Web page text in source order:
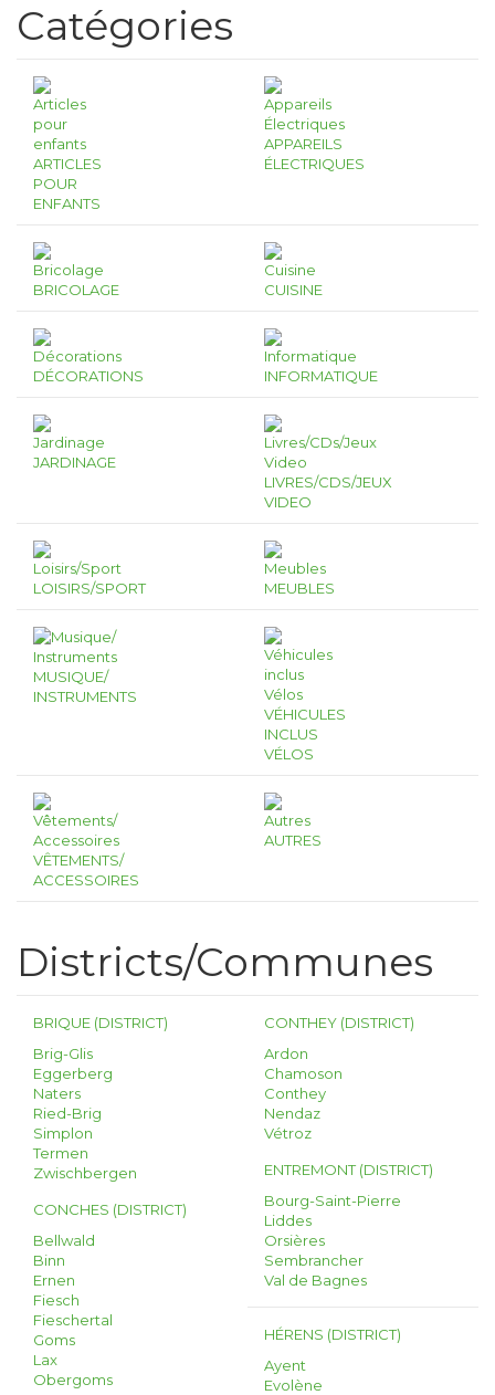
Catégories
ARTICLES
POUR
ENFANTS
APPAREILS
ÉLECTRIQUES
BRICOLAGE CUISINE
DÉCORATIONS INFORMATIQUE
JARDINAGE
LIVRES/CDS/JEUX
VIDEO
LOISIRS/SPORT MEUBLES
MUSIQUE/
INSTRUMENTS
VÉHICULES
INCLUS
VÉLOS
VÊTEMENTS/
ACCESSOIRES
AUTRES
Districts/Communes
BRIQUE (DISTRICT)
Brig-Glis
Eggerberg
Naters
Ried-Brig
Simplon
Termen
Zwischbergen
CONCHES (DISTRICT)
Bellwald
Binn
Ernen
Fiesch
Fieschertal
Goms
Lax
Obergoms
CONTHEY (DISTRICT)
Ardon
Chamoson
Conthey
Nendaz
Vétroz
ENTREMONT (DISTRICT)
Bourg-Saint-Pierre
Liddes
Orsières
Sembrancher
Val de Bagnes
HÉRENS (DISTRICT)
Ayent
Evolène